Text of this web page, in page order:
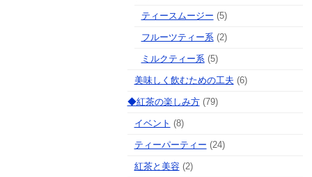
ティースムージー (5)
フルーツティー系 (2)
ミルクティー系 (5)
美味しく飲むための工夫 (6)
◆紅茶の楽しみ方(79)
イベント (8)
ティーパーティー (24)
紅茶と美容(2)